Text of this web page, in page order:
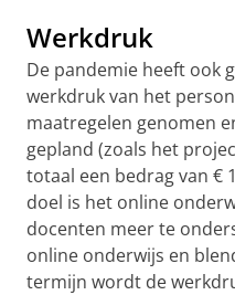
Werkdruk
De pandemie heeft ook
werkdruk van het
maatregelen genomen
gepland (zoals het
totaal een bedrag van €
doel is het online
docenten meer te
online onderwijs en
termijn wordt de